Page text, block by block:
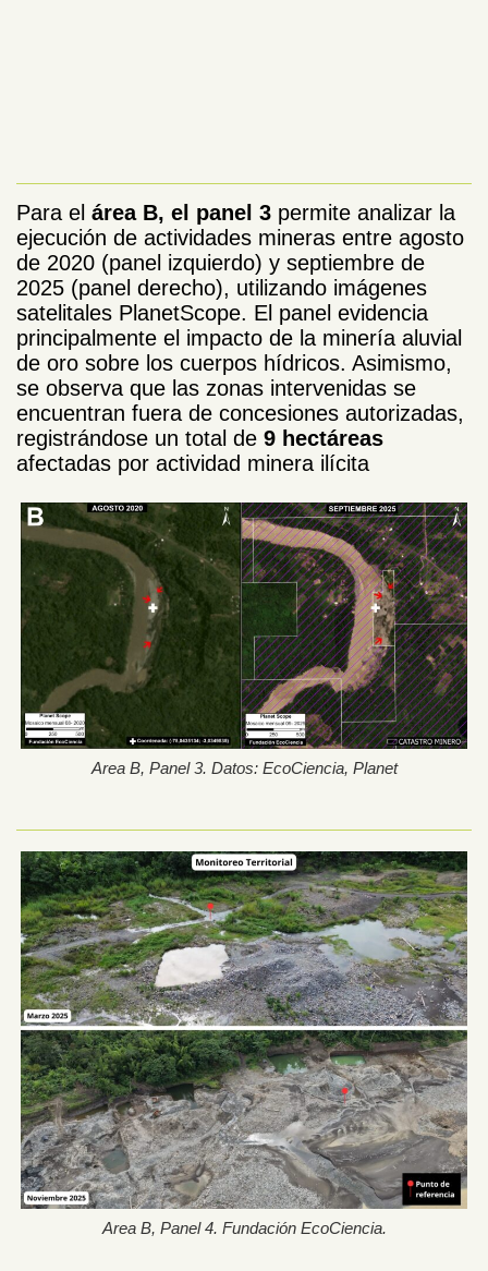
Para el área B, el panel 3 permite analizar la
ejecución de actividades mineras entre agosto
de 2020 (panel izquierdo) y septiembre de
2025 (panel derecho), utilizando imágenes
satelitales PlanetScope. El panel evidencia
principalmente el impacto de la minería aluvial
de oro sobre los cuerpos hídricos. Asimismo,
se observa que las zonas intervenidas se
encuentran fuera de concesiones autorizadas,
registrándose un total de 9 hectáreas
afectadas por actividad minera ilícita
Area B, Panel 3. Datos: EcoCiencia, Planet
Area B, Panel 4. Fundación EcoCiencia.